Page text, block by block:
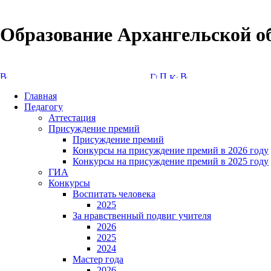
Образование Архангельской
Главная
Педагогу
Аттестация
Присуждение премий
Присуждение премий
Конкурсы на присуждение премий в 2026 году
Конкурсы на присуждение премий в 2025 году
ГИА
Конкурсы
Воспитать человека
2025
За нравственный подвиг учителя
2026
2025
2024
Мастер года